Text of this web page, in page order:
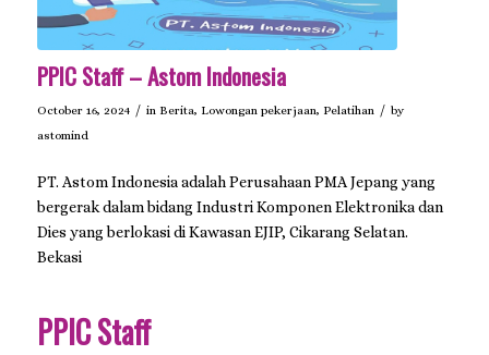
PPIC Staff – Astom Indonesia
October 16, 2024 / in Berita, Lowongan pekerjaan, Pelatihan / by
astomind
PT. Astom Indonesia adalah Perusahaan PMA Jepang yang
bergerak dalam bidang Industri Komponen Elektronika dan
Dies yang berlokasi di Kawasan EJIP, Cikarang Selatan.
Bekasi
PPIC Staff